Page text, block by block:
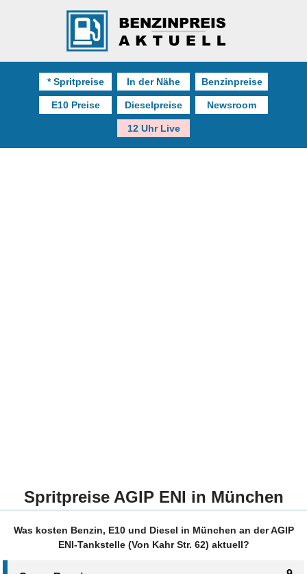
* Spritpreise In der Nähe Benzinpreise
E10 Preise Dieselpreise Newsroom
12 Uhr Live
Spritpreise AGIP ENI in München
Was kosten Benzin, E10 und Diesel in München an der AGIP
ENI-Tankstelle (Von Kahr Str. 62) aktuell?